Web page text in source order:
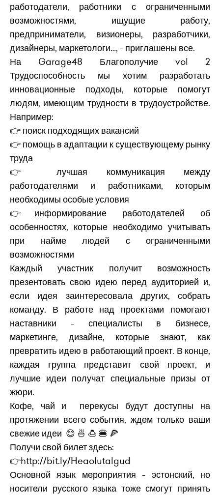
работодатели, работники с ограниченными
возможностями, ищущие работу,
предприниматели, визионеры, разработчики,
дизайнеры, маркетологи…, - приглашены все.
На Garage48 Благополучие vol 2
Трудоспособность мы хотим разработать
инновационные подходы, которые помогут
людям, имеющим трудности в трудоустройстве.
Например:
👉 поиск подходящих вакансий
👉 помощь в адаптации к существующему рынку
труда
👉 лучшая коммуникация между
работодателями и работниками, которым
необходимы особые условия
👉информирование работодателей об
особенностях, которые необходимо учитывать
при найме людей с ограниченными
возможностями
Каждый участник получит возможность
презентовать свою идею перед аудиторией и,
если идея заинтересовала других, собрать
команду. В работе над проектами помогают
наставники - специалисты в бизнесе,
маркетинге, дизайне, которые знают, как
превратить идею в работающий проект. В конце,
каждая группа представит свой проект, и
лучшие идеи получат специальные призы от
жюри.
Кофе, чай и перекусы будут доступны на
протяжении всего события, ждем только ваши
свежие идеи 😊 🍜 🍮 🍔 🍕
Получи свой билет здесь:
👉http://bit.ly/Heaolutalgud
Основной язык мероприятия - эстонский, но
носители русского языка тоже смогут принять